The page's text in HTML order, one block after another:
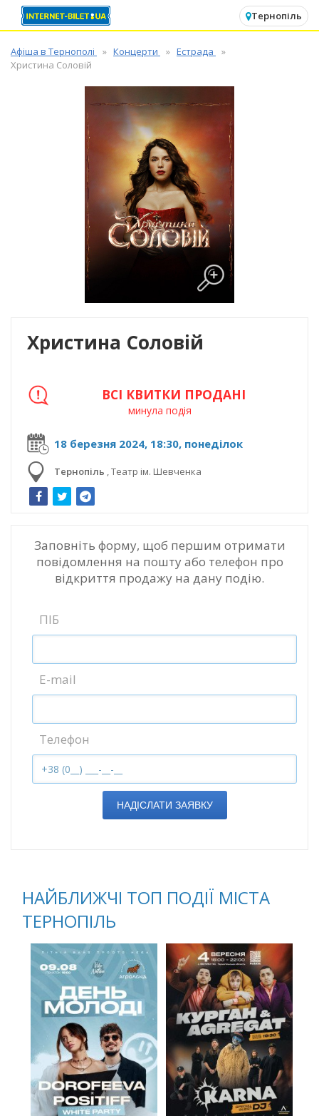
Тернопіль
Афіша в Тернополі Концерти
Естрада
Христина Соловій
Христина Соловій
18 березня 2024, 18:30, понеділок
Тернопіль ,Театр ім. Шевченка
ВСІ КВИТКИ ПРОДАНІ
минула подія
Заповніть форму, щоб першим отримати
повідомлення на пошту або телефон про
відкриття продажу на дану подію.
ПІБ
E-mail
Телефон
НАДІСЛАТИ ЗАЯВКУ
НАЙБЛИЖЧІ ТОП ПОДІЇ МІСТА
ТЕРНОПІЛЬ